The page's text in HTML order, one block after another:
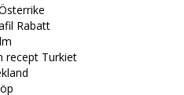
Rabatt
recept Turkiet